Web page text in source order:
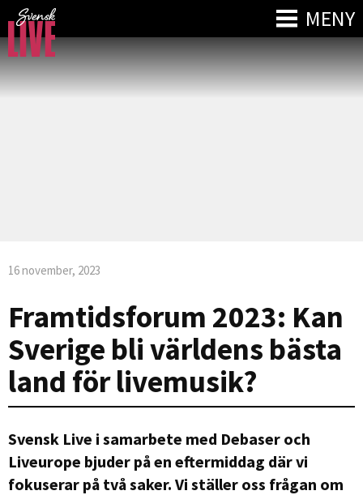
MENY
16 november, 2023
Framtidsforum 2023: Kan
Sverige bli världens bästa
land för livemusik?
Svensk Live i samarbete med Debaser och
Liveurope bjuder på en eftermiddag där vi
fokuserar på två saker. Vi ställer oss frågan om